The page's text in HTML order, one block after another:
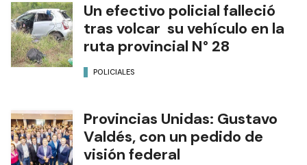
Un efectivo policial falleció
tras volcar su vehículo en la
ruta provincial N° 28
POLICIALES
Provincias Unidas: Gustavo
Valdés, con un pedido de
visión federal